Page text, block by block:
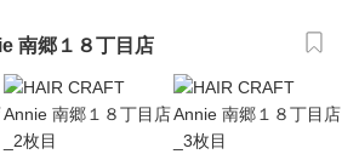
南郷１８丁目店